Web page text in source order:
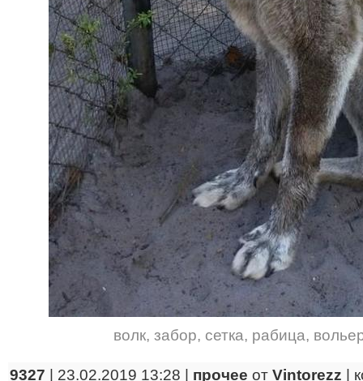
волк, забор, сетка, рабица,
9327 | 23.02.2019 13:28 | прочее от Vintorezz